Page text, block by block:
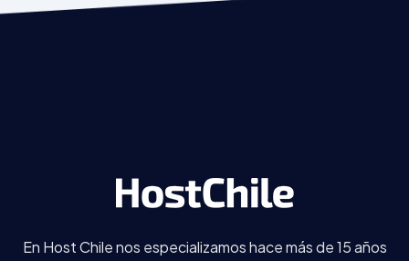
En Host Chile nos especializamos hace más de 15 años